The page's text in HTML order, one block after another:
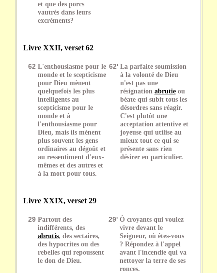
et que des porcs
vautrés dans leurs
excréments?
Livre XXII, verset 62
62 L'enthousiasme pour le
monde et le scepticisme
pour Dieu mènent
quelquefois les plus
intelligents au
scepticisme pour le
monde et à
l'enthousiasme pour
Dieu, mais ils mènent
plus souvent les gens
ordinaires au dégoût et
au ressentiment d'eux-
mêmes et des autres et
à la mort pour tous.
62' La parfaite soumission
à la volonté de Dieu
n'est pas une
résignation abrutieou
béate qui subit tous les
désordres sans réagir.
C'est plutôt une
acceptation attentive et
joyeuse qui utilise au
mieux tout ce qui se
présente sans rien
désirer en particulier.
Livre XXIX, verset 29
29 Partout des
indifférents, des
abrutis, des sectaires,
des hypocrites ou des
rebelles qui repoussent
le don de Dieu.
29' Ô croyants qui voulez
vivre devant le
Seigneur, où êtes-vous
? Répondez à l'appel
avant l'incendie qui va
nettoyer la terre de ses
ronces.